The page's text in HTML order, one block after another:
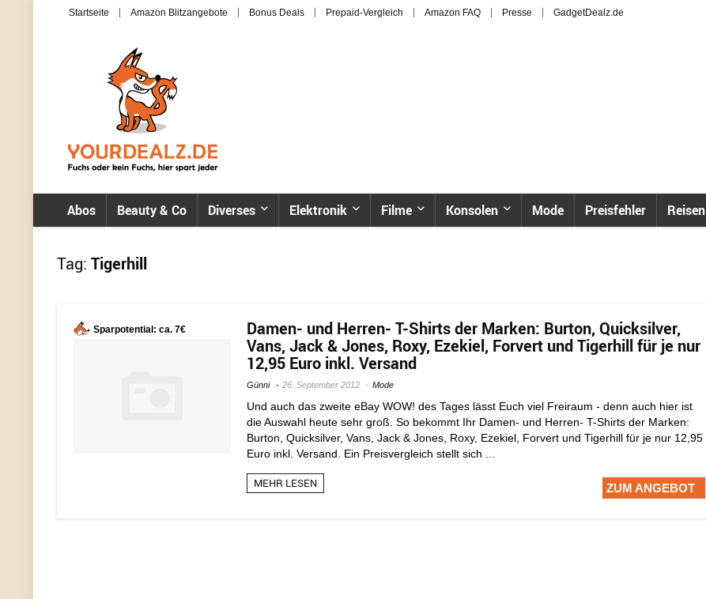
Startseite Amazon Blitzangebote Bonus Deals Prepaid-Vergleich Amazon FAQ Presse GadgetDealz.de
Abos Beauty & Co Diverses Elektronik Filme Konsolen Mode Preisfehler Reisen
Tag: Tigerhill
Sparpotential: ca. 7€
Damen- und Herren- T-Shirts der Marken: Burton, Quicksilver,
Vans, Jack & Jones, Roxy, Ezekiel, Forvert und Tigerhill für je nur
12,95 Euro inkl. Versand
Günni 26. September 2012 Mode
Und auch das zweite eBay WOW! des Tages lässt Euch viel Freiraum - denn auch hier ist
die Auswahl heute sehr groß. So bekommt Ihr Damen- und Herren- T-Shirts der Marken:
Burton, Quicksilver, Vans, Jack & Jones, Roxy, Ezekiel, Forvert und Tigerhill für je nur 12,95
Euro inkl. Versand. Ein Preisvergleich stellt sich ...
MEHR LESEN ZUM ANGEBOT